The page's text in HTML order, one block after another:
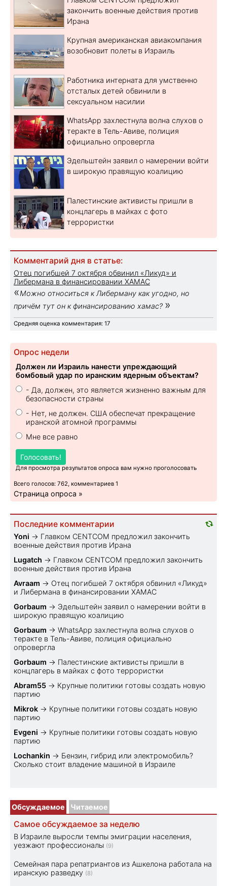
закончить военные действия против
Ирана
Крупная американская авиакомпания
возобновит полеты в Израиль
Работника интерната для умственно
отсталых детей обвинили в
сексуальном насилии
WhatsApp захлестнула волна слухов о
теракте в Тель-Авиве, полиция
официально опровергла
Эдельштейн заявил о намерении войти
в широкую правящую коалицию
Палестинские активисты пришли в
концлагерь в майках с фото
террористки
Комментарий дня в статье:
Отец погибшей 7 октября обвинил «Ликуд» и
Либермана в финансировании ХАМАС
«Можно относиться к Либерману как угодно, но
причём тут он к финансированию хамас? »
Средняя оценка комментария: 17
Опрос недели
Должен ли Израиль нанести упреждающий
бомбовый удар по иранским ядерным объектам?
- Да, должен, это является жизненно важным для
безопасности страны
- Нет, не должен. США обеспечат прекращение
иранской атомной программы
Мне все равно
Голосовать!
Для просмотра результатов опроса вам нужно проголосовать
Всего голосов: 762, комментариев 1
Страница опроса »
Последние комментарии
Yoni → Главком CENTCOM предложил закончить
военные действия против Ирана
Lugatch → Главком CENTCOM предложил закончить
военные действия против Ирана
Avraam → Отец погибшей 7 октября обвинил «Ликуд»
и Либермана в финансировании ХАМАС
Gorbaum → Эдельштейн заявил о намерении войти в
широкую правящую коалицию
Gorbaum → WhatsApp захлестнула волна слухов о
теракте в Тель-Авиве, полиция официально
опровергла
Gorbaum → Палестинские активисты пришли в
концлагерь в майках с фото террористки
Abram55 → Крупные политики готовы создать новую
партию
Mikrok → Крупные политики готовы создать новую
партию
Evgeni → Крупные политики готовы создать новую
партию
Lochankin → Бензин, гибрид или электромобиль?
Cколько стоит владение машиной в Израиле
Обсуждаемое Читаемое
Самое обсуждаемое за неделю
В Израиле выросли темпы эмиграции населения,
уезжают профессионалы (9)
Семейная пара репатриантов из Ашкелона работала на
иранскую разведку (8)